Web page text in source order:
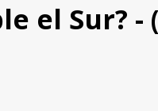
el Sur? -